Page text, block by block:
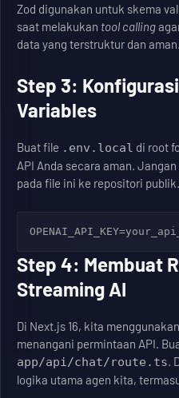
Zod digunakan untuk skema
saat melakukan tool calling
data yang terstruktur dan aman.
Step 3:
Variables
Buat file .env.local di root
API Anda secara aman.
pada file ini ke repositori publik.
Step 4: Membuat
Streaming AI
Di Next.js 16, kita
menangani permintaan API.
app/api/chat/route.ts.
logika utama agen kita,